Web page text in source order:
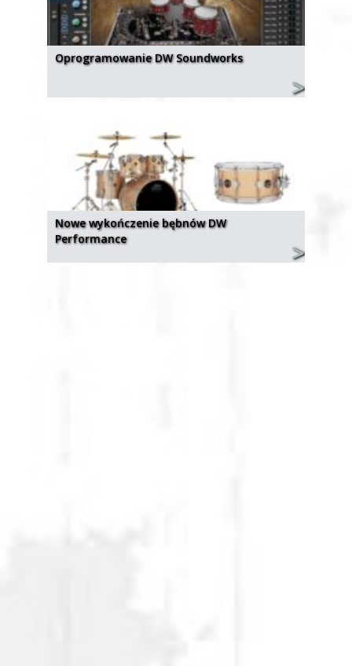
Oprogramowanie DW Soundworks
Nowe wykończenie bębnów DW
Performance